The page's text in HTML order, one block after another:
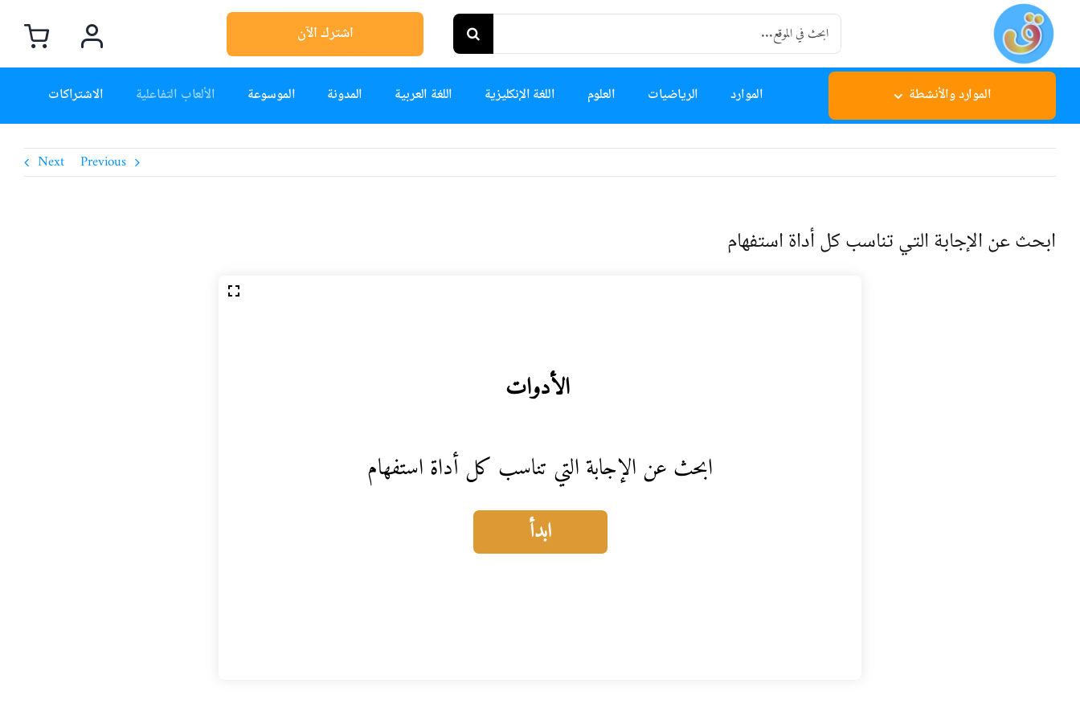
content
Search
for:
اشترك الآن
الموارد والأنشطة الموارد الرياضيات العلوم اللغة الإنكليزية اللغة العربية المدونة الموسوعة الألعاب التفاعلية الاشتراكات
Previous
Next
ابحث عن الإجابة التي تناسب كل أداة استفهام
الأدوات
ابحث عن الإجابة التي تناسب كل أداة استفهام